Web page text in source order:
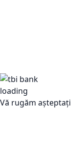
Vă rugăm așteptați